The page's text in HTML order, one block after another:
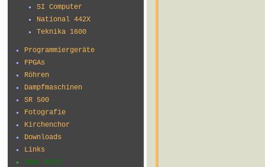
SI Computer
National 442X
Teknika 1600
Programmiergeräte
FPGAs
Röhren
Dampfmaschinen
SR 500
Fotografie
Kirchenchor
Downloads
Links
Über mich